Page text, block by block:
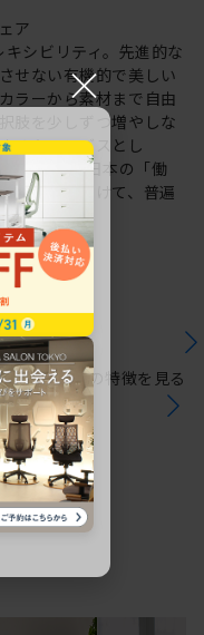
ア
シビリティ。先進的な
せない有機的で美しい
ラーから素材まで自由
肢を少しずつ増やしな
るキャンバスとし
ました。日本の「働
は未来に向けて、普遍
シリーズの特徴を見る
×